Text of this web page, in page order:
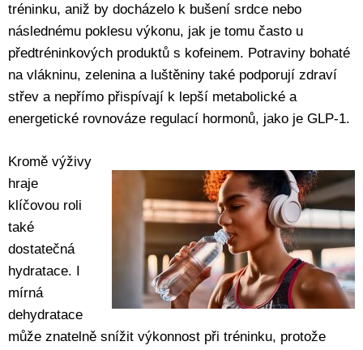
tréninku, aniž by docházelo k bušení srdce nebo
následnému poklesu výkonu, jak je tomu často u
předtréninkových produktů s kofeinem. Potraviny bohaté
na vlákninu, zelenina a luštěniny také podporují zdraví
střev a nepřímo přispívají k lepší metabolické a
energetické rovnováze regulací hormonů, jako je GLP-1.
Kromě výživy
hraje
klíčovou roli
také
dostatečná
hydratace. I
mírná
dehydratace
může znatelně snížit výkonnost při tréninku, protože